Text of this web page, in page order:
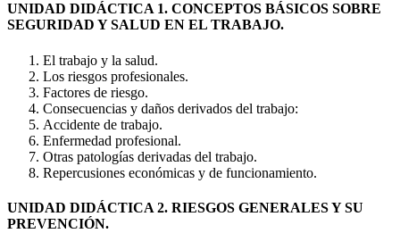
UNIDAD DIDÁCTICA 1. CONCEPTOS BÁSICOS SOBRE
SEGURIDAD Y SALUD EN EL TRABAJO.
El trabajo y la salud.
Los riesgos profesionales.
Factores de riesgo.
Consecuencias y daños derivados del trabajo:
Accidente de trabajo.
Enfermedad profesional.
Otras patologías derivadas del trabajo.
Repercusiones económicas y de funcionamiento.
UNIDAD DIDÁCTICA 2. RIESGOS GENERALES Y SU
PREVENCIÓN.